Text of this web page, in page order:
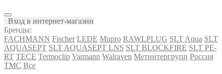
Вход в интернет-магазин
Бренды:
FACHMANN Fischer LEDE Mupro RAWLPLUG SLT Aqua SLT
AQUASEPT SLT AQUASEPT LNS SLT BLOCKFIRE SLT PE-
RT TECE Termoclip Varmann Walraven Метинтергрупп Россия
ТМС Все